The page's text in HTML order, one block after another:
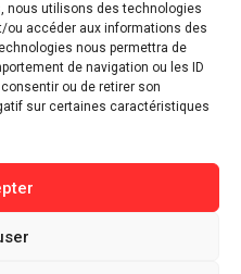
nous utilisons des technologies
accéder aux informations des
nous permettra de
de navigation ou les ID
ou de retirer son
sur certaines caractéristiques